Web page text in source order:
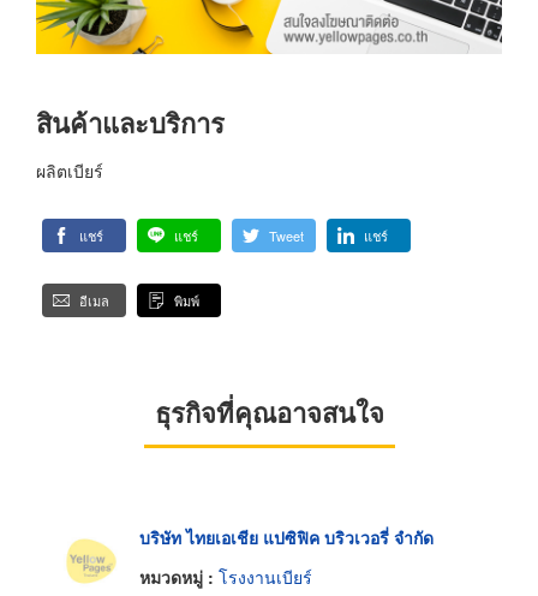
สินค้าและบริการ
ผลิตเบียร์
แชร์ แชร์ Tweet แชร์
อีเมล พิมพ์
ธุรกิจที่คุณอาจสนใจ
บริษัท ไทยเอเชีย แปซิฟิค บริวเวอรี่ จำกัด
หมวดหมู่ : โรงงานเบียร์